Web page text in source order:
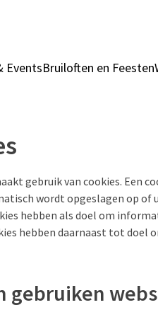
EventsBruiloften en Feesten
gebruik van cookies. Een
wordt opgeslagen op of
hebben als doel om
hebben daarnaast tot doel
gebruiken